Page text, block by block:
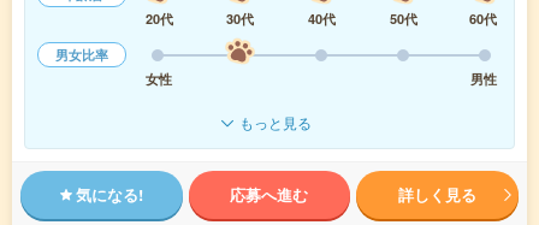
20代
30代 40代 50代
60代
男女比率
女性
男性
もっと見る
気になる! 応募へ進む 詳しく見る